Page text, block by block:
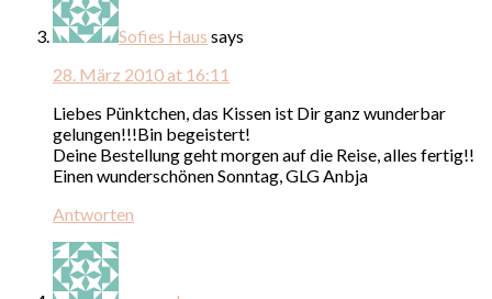
Sofies Haus says
28. März 2010 at 16:11
Liebes Pünktchen, das Kissen ist Dir ganz wunderbar
gelungen!!!Bin begeistert!
Deine Bestellung geht morgen auf die Reise, alles fertig!!
Einen wunderschönen Sonntag, GLG Anbja
Antworten